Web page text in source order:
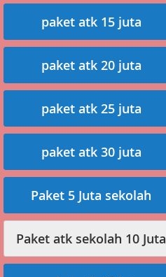
paket atk 15 juta
paket atk 20 juta
paket atk 25 juta
paket atk 30 juta
Paket 5 Juta sekolah
Paket atk sekolah 10 Juta